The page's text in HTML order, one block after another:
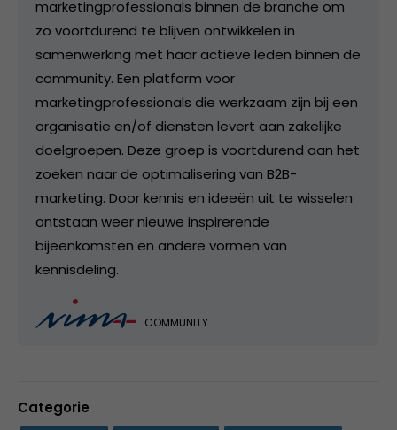
marketingprofessionals binnen de branche om
zo voortdurend te blijven ontwikkelen in
samenwerking met haar actieve leden binnen de
community. Een platform voor
marketingprofessionals die werkzaam zijn bij een
organisatie en/of diensten levert aan zakelijke
doelgroepen. Deze groep is voortdurend aan het
zoeken naar de optimalisering van B2B-
marketing. Door kennis en ideeën uit te wisselen
ontstaan weer nieuwe inspirerende
bijeenkomsten en andere vormen van
kennisdeling.
COMMUNITY
Categorie